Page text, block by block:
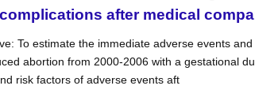
after medical
To estimate the immediate adverse events
abortion from 2000-2006 with a gestational
risk factors of adverse events aft